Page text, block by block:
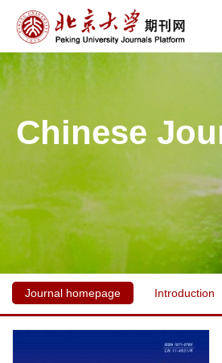
Chinese
Journal homepage Introduction